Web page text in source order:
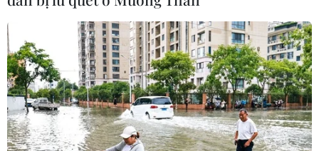
Liên hoan Phim Châu Á lần thứ 4 báo
hiệu nhiều đột phá cho điện ảnh Việt
Nam
27/06/2026 12:45
Victor Vũ gia nhập cuộc đua phim
lịch sử, đụng độ nhiều đạo diễn